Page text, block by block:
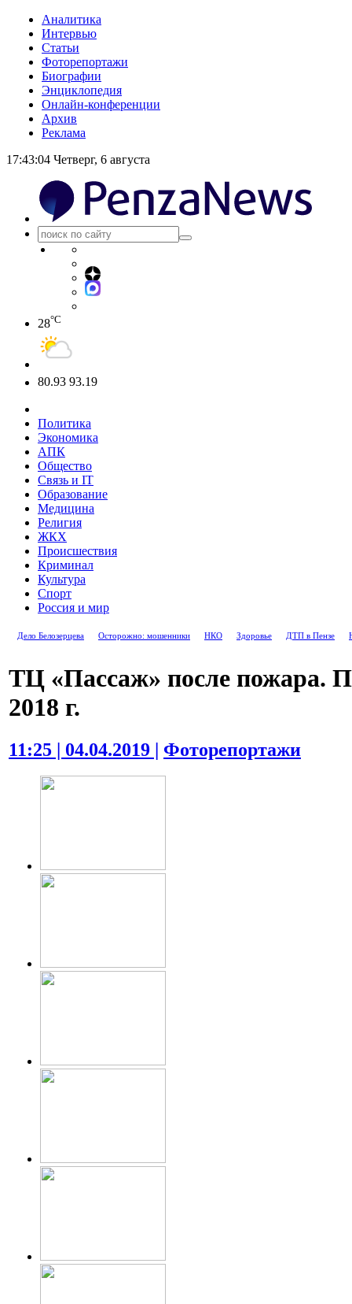
Аналитика
Интервью
Статьи
Фоторепортажи
Биографии
Энциклопедия
Онлайн-конференции
Архив
Реклама
17:43:05 Четверг, 6 августа
28°C
80.93 93.19
Политика
Экономика
АПК
Общество
Связь и IT
Образование
Медицина
Религия
ЖКХ
Происшествия
Криминал
Культура
Спорт
Россия и мир
Дело Белозерцева Осторожно: мошенники НКО Здоровье ДТП в Пензе
ТЦ «Пассаж» после пожара.
2018 г.
11:25 | 04.04.2019 | Фоторепортажи